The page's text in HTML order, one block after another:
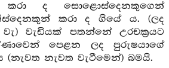
කරා ද සොළොස්දෙනකුගෙන්
කරා ද ගියේ ය. (ලද
වැඩියක් පතන්නේ උරචක්‍රයට
පෙළන ලද පුරුෂයාගේ
(නැවත නැවත වැටීමෙන්) බමයි.